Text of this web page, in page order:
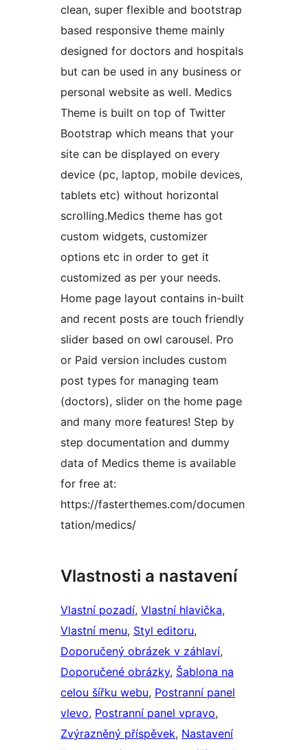
clean, super flexible and bootstrap
based responsive theme mainly
designed for doctors and hospitals
but can be used in any business or
personal website as well. Medics
Theme is built on top of Twitter
Bootstrap which means that your
site can be displayed on every
device (pc, laptop, mobile devices,
tablets etc) without horizontal
scrolling.Medics theme has got
custom widgets, customizer
options etc in order to get it
customized as per your needs.
Home page layout contains in-built
and recent posts are touch friendly
slider based on owl carousel. Pro
or Paid version includes custom
post types for managing team
(doctors), slider on the home page
and many more features! Step by
step documentation and dummy
data of Medics theme is available
for free at:
https://fasterthemes.com/documen
tation/medics/
Vlastnosti a nastavení
Vlastní pozadí, Vlastní hlavička
Vlastní menu, Styl editoru
Doporučený obrázek v záhlaví
Doporučené obrázky, Šablona na
celou šířku webu, Postranní panel
vlevo, Postranní panel vpravo
Zvýrazněný příspěvek, Nastavení